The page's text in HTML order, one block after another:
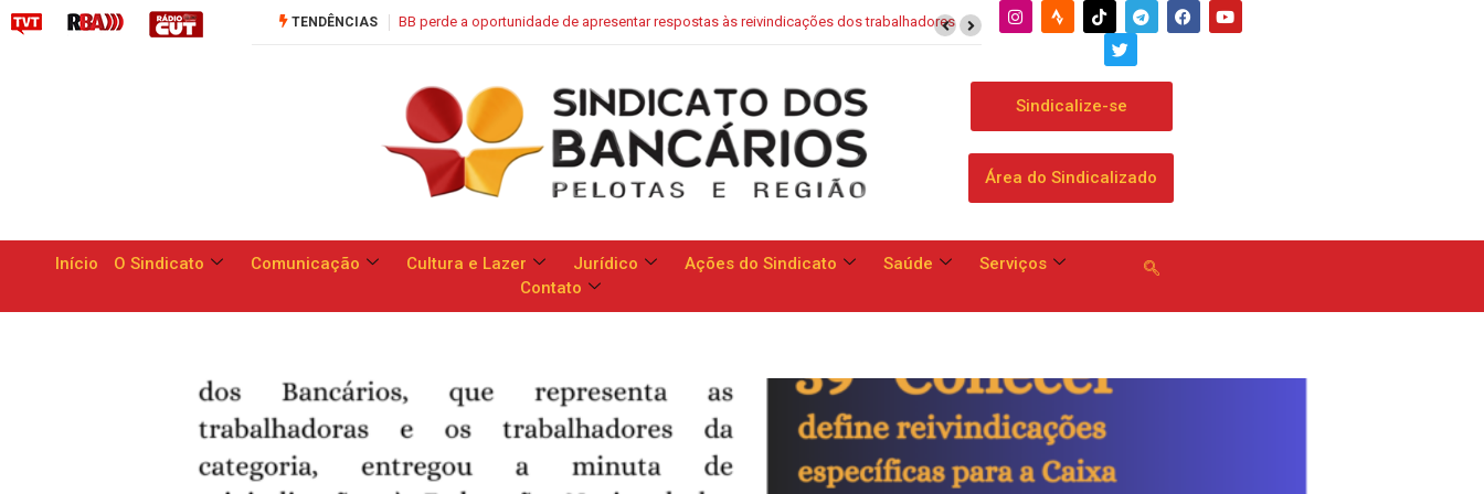
TENDÊNCIAS BB perde a oportunidade de apresentar respostas às reivindicações dos trabalhadores
Sindicalize-se
Área do Sindicalizado
Início O Sindicato Comunicação Cultura e Lazer Jurídico Ações do Sindicato Saúde
Serviços
Contato